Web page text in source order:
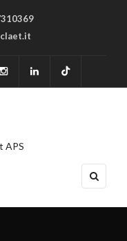
APS